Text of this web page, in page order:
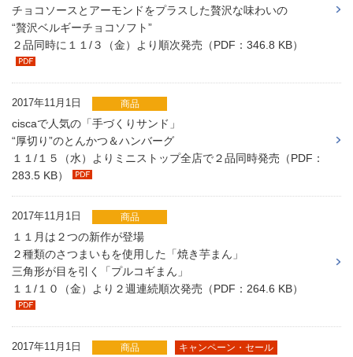
チョコソースとアーモンドをプラスした贅沢な味わいの
“贅沢ベルギーチョコソフト”
２品同時に１１/３（金）より順次発売（PDF：346.8 KB）
2017年11月1日 商品
ciscaで人気の「手づくりサンド」
“厚切り”のとんかつ＆ハンバーグ
１１/１５（水）よりミニストップ全店で２品同時発売（PDF：
283.5 KB）
2017年11月1日 商品
１１月は２つの新作が登場
２種類のさつまいもを使用した「焼き芋まん」
三角形が目を引く「プルコギまん」
１１/１０（金）より２週連続順次発売（PDF：264.6 KB）
2017年11月1日 商品 キャンペーン・セール